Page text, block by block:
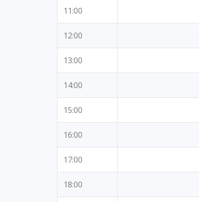
11:00
12:00
13:00
14:00
15:00
16:00
17:00
18:00